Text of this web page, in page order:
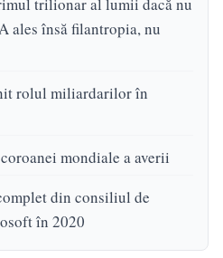
ales însă filantropia, nu
rolul miliardarilor în
mondiale a averii
din consiliul de
în 2020